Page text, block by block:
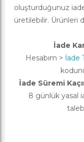
oluşturduğunuz
üretilebilir. Ürünleri
İade
Hesabım > İade
İade Süremi
8 günlük yasal